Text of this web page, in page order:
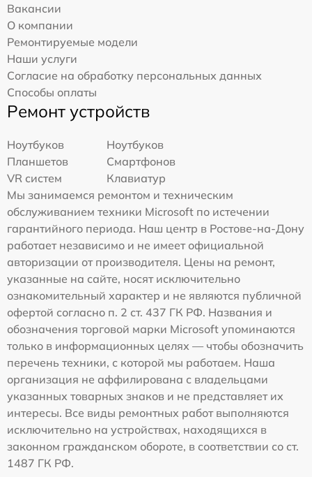
Вакансии
О компании
Ремонтируемые модели
Наши услуги
Согласие на обработку персональных данных
Способы оплаты
Ремонт устройств
Ноутбуков
Ноутбуков
Планшетов
Смартфонов
VR систем
Клавиатур
Мы занимаемся ремонтом и техническим
обслуживанием техники Microsoft по истечении
гарантийного периода. Наш центр в Ростове-на-Дону
работает независимо и не имеет официальной
авторизации от производителя. Цены на ремонт,
указанные на сайте, носят исключительно
ознакомительный характер и не являются публичной
офертой согласно п. 2 ст. 437 ГК РФ. Названия и
обозначения торговой марки Microsoft упоминаются
только в информационных целях — чтобы обозначить
перечень техники, с которой мы работаем. Наша
организация не аффилирована с владельцами
указанных товарных знаков и не представляет их
интересы. Все виды ремонтных работ выполняются
исключительно на устройствах, находящихся в
законном гражданском обороте, в соответствии со ст.
1487 ГК РФ.